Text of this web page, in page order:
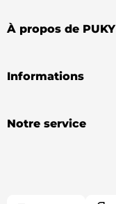
À propos de PUKY
Informations
Notre service